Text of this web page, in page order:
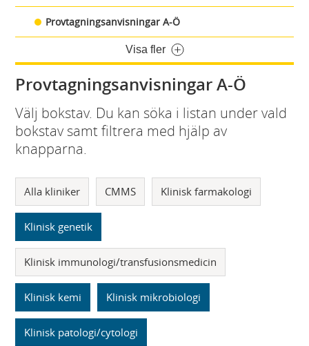
Provtagningsanvisningar A-Ö
Visa fler
Provtagningsanvisningar A-Ö
Välj bokstav. Du kan söka i listan under vald
bokstav samt filtrera med hjälp av
knapparna.
Alla kliniker CMMS Klinisk farmakologi
Klinisk genetik
Klinisk immunologi/transfusionsmedicin
Klinisk kemi Klinisk mikrobiologi
Klinisk patologi/cytologi